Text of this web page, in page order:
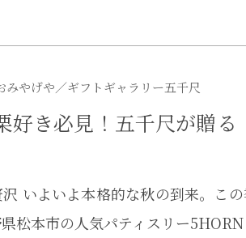
みやげや／ギフトギャラリー五千尺
好き必見！五千尺が贈
いよいよ本格的な秋の到来。こ
松本市の人気パティスリー